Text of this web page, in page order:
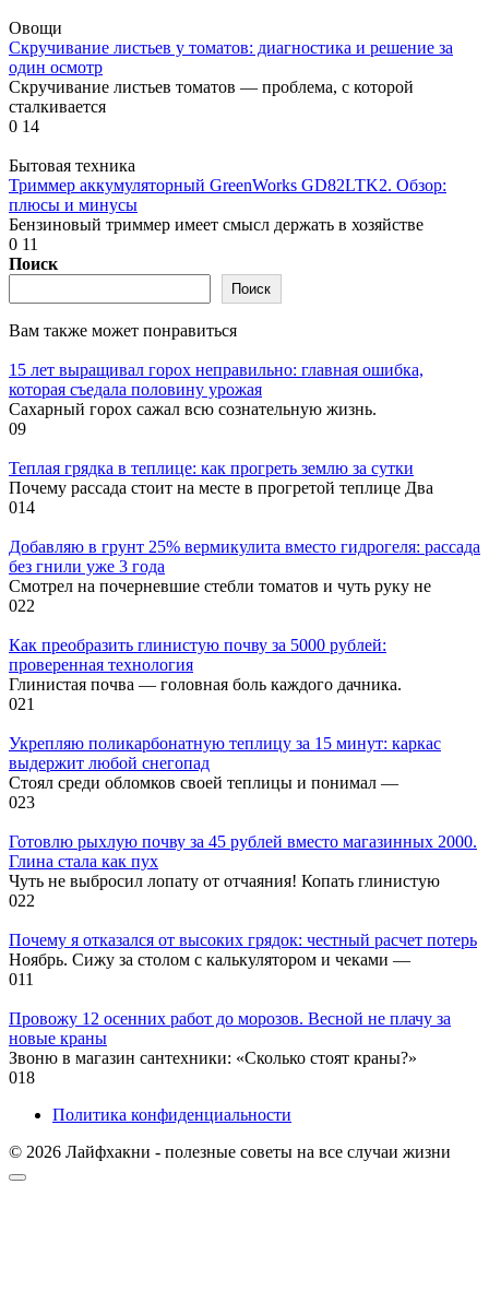
Овощи
Скручивание листьев у томатов: диагностика и решение за
один осмотр
Скручивание листьев томатов — проблема, с которой
сталкивается
0 14
Бытовая техника
Триммер аккумуляторный GreenWorks GD82LTK2. Обзор:
плюсы и минусы
Бензиновый триммер имеет смысл держать в хозяйстве
0 11
Поиск
Поиск
Вам также может понравиться
15 лет выращивал горох неправильно: главная ошибка,
которая съедала половину урожая
Сахарный горох сажал всю сознательную жизнь.
09
Теплая грядка в теплице: как прогреть землю за сутки
Почему рассада стоит на месте в прогретой теплице Два
014
Добавляю в грунт 25% вермикулита вместо гидрогеля: рассада
без гнили уже 3 года
Смотрел на почерневшие стебли томатов и чуть руку не
022
Как преобразить глинистую почву за 5000 рублей:
проверенная технология
Глинистая почва — головная боль каждого дачника.
021
Укрепляю поликарбонатную теплицу за 15 минут: каркас
выдержит любой снегопад
Стоял среди обломков своей теплицы и понимал —
023
Готовлю рыхлую почву за 45 рублей вместо магазинных 2000.
Глина стала как пух
Чуть не выбросил лопату от отчаяния! Копать глинистую
022
Почему я отказался от высоких грядок: честный расчет потерь
Ноябрь. Сижу за столом с калькулятором и чеками —
011
Провожу 12 осенних работ до морозов. Весной не плачу за
новые краны
Звоню в магазин сантехники: «Сколько стоят краны?»
018
Политика конфиденциальности
© 2026 Лайфхакни - полезные советы на все случаи жизни